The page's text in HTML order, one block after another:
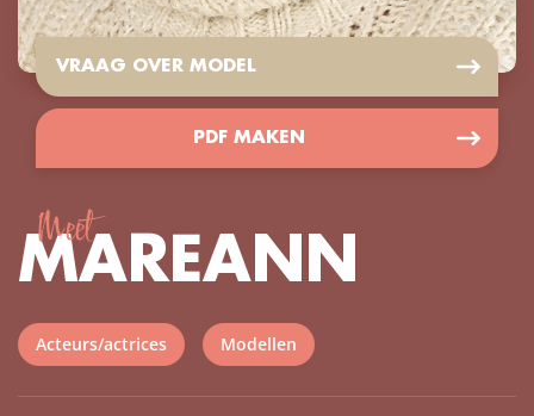
VRAAG OVER MODEL
PDF MAKEN
Meet
MAREANN
Acteurs/actrices Modellen